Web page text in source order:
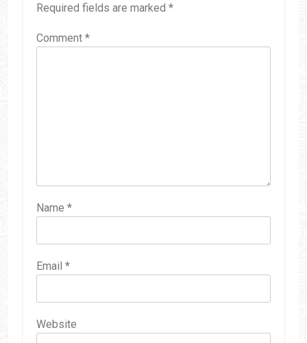
Required fields are marked *
Comment *
Name *
Email *
Website